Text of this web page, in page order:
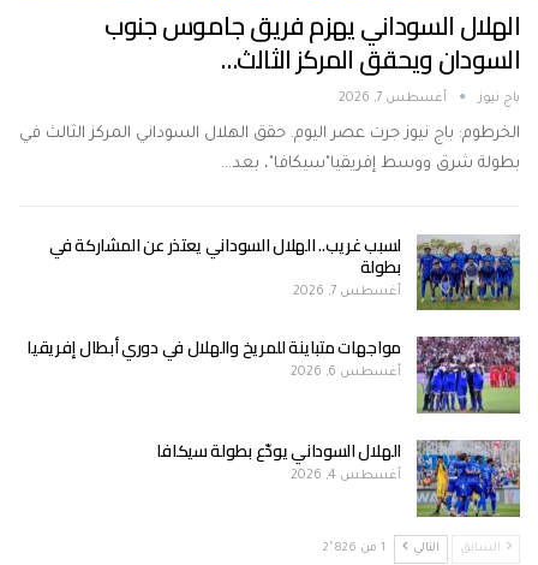
الهلال السوداني يهزم فريق جاموس جنوب
السودان ويحقق المركز الثالث…
باج نيوز أغسطس 7, 2026
الخرطوم: باج نيوز جرت عصر اليوم. حقق الهلال السوداني المركز الثالث في
بطولة شرق ووسط إفريقيا"سيكافا"، بعد…
لسبب غريب.. الهلال السوداني يعتذر عن المشاركة في
بطولة
أغسطس 7, 2026
مواجهات متباينة للمريخ والهلال في دوري أبطال إفريقيا
أغسطس 6, 2026
الهلال السوداني يودّع بطولة سيكافا
أغسطس 4, 2026
السابق التالي 1 من 2٬826